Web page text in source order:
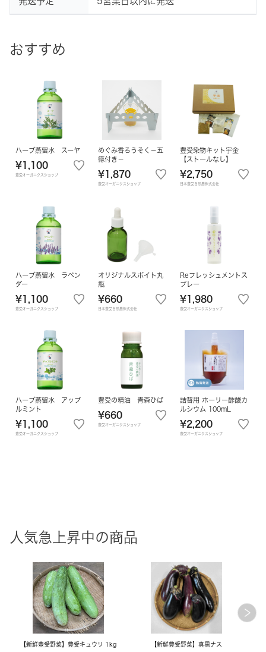
おすすめ
ハーブ蒸留水 スーヤ
¥1,100
豊受オーガニクスショップ
めぐみ香ろうそく－五
徳付き－
¥1,870
豊受オーガニクスショップ
豊受染物キット宇金
【ストールなし】
¥2,750
日本豊受自然農株式会社
ハーブ蒸留水 ラベン
ダー
¥1,100
豊受オーガニクスショップ
オリジナルスポイト丸
瓶
¥660
日本豊受自然農株式会社
Reフレッシュメントス
プレー
¥1,980
豊受オーガニクスショップ
ハーブ蒸留水 アップ
ルミント
¥1,100
豊受オーガニクスショップ
豊受の精油 青森ひば
¥660
豊受オーガニクスショップ
詰替用 ホーリー酢酸カ
ルシウム 100mL
¥2,200
豊受オーガニクスショップ
人気急上昇中の商品
【新鮮豊受野菜】豊受キュウリ 1kg 【新鮮豊受野菜】真黒ナス